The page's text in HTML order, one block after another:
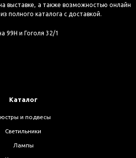
выставке, а также возможностью онлайн
полного каталога с доставкой.
99Н и Гоголя 32/1
Каталог
и подвесы
Светильники
Лампы